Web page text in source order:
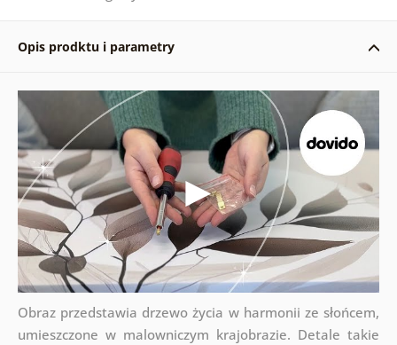
Opis prodktu i parametry
Obraz przedstawia drzewo życia w harmonii ze słońcem,
umieszczone w malowniczym krajobrazie. Detale takie